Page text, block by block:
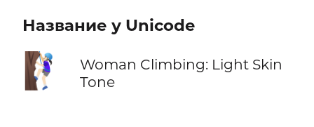
Название у Unicode
🧗🏻‍♀️
Woman Climbing: Light Skin
Tone